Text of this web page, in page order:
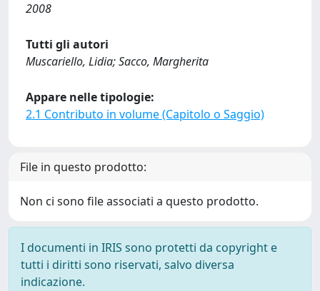
2008
Tutti gli autori
Muscariello, Lidia; Sacco, Margherita
Appare nelle tipologie:
2.1 Contributo in volume (Capitolo o Saggio)
File in questo prodotto:
Non ci sono file associati a questo prodotto.
I documenti in IRIS sono protetti da copyright e
tutti i diritti sono riservati, salvo diversa
indicazione.